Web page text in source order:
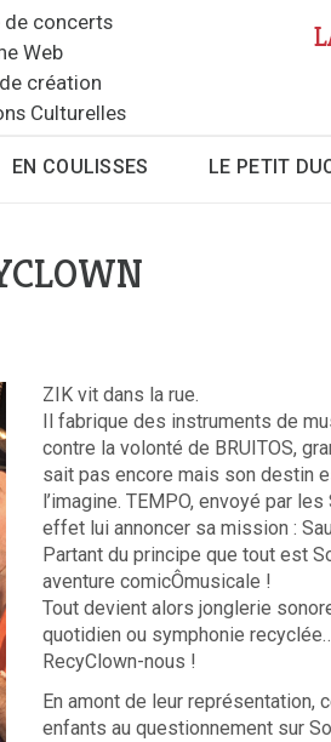
de concerts
Web
création
Culturelles
EN COULISSES LE PETIT
ZIK vit dans la rue.
Il fabrique des instruments de
contre la volonté de BRUITOS,
sait pas encore mais son destin
l’imagine. TEMPO, envoyé par
effet lui annoncer sa mission :
Partant du principe que tout est
aventure comicÔmusicale !
Tout devient alors jonglerie
quotidien ou symphonie
RecyClown-nous !
En amont de leur représentation,
enfants au questionnement sur